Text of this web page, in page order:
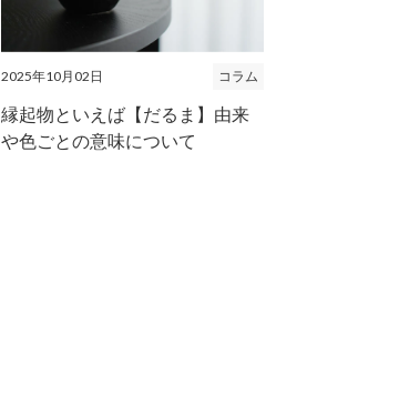
2025年10月02日 コラム
縁起物といえば【だるま】由来
や色ごとの意味について